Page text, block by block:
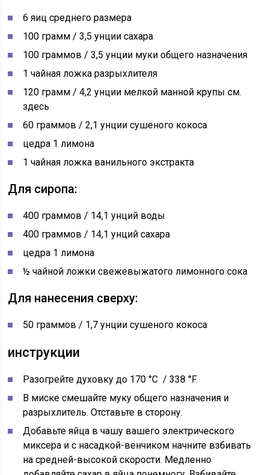
6 яиц среднего размера
100 грамм / 3,5 унции сахара
100 граммов / 3,5 унции муки общего назначения
1 чайная ложка разрыхлителя
120 грамм / 4,2 унции мелкой манной крупы см.
здесь
60 граммов / 2,1 унции сушеного кокоса
цедра 1 лимона
1 чайная ложка ванильного экстракта
Для сиропа:
400 граммов / 14,1 унций воды
400 граммов / 14,1 унций сахара
цедра 1 лимона
½ чайной ложки свежевыжатого лимонного сока
Для нанесения сверху:
50 граммов / 1,7 унции сушеного кокоса
инструкции
Разогрейте духовку до 170°C / 338°F.
В миске смешайте муку общего назначения и
разрыхлитель. Отставьте в сторону.
Добавьте яйца в чашу вашего электрического
миксера и с насадкой-венчиком начните взбивать
на средней-высокой скорости. Медленно